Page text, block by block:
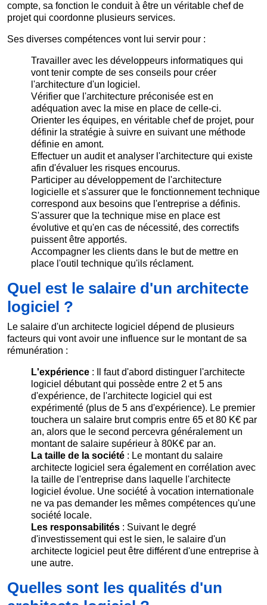
compte, sa fonction le conduit à être un véritable chef de
projet qui coordonne plusieurs services.
Ses diverses compétences vont lui servir pour :
Travailler avec les développeurs informatiques qui
vont tenir compte de ses conseils pour créer
l'architecture d'un logiciel.
Vérifier que l'architecture préconisée est en
adéquation avec la mise en place de celle-ci.
Orienter les équipes, en véritable chef de projet, pour
définir la stratégie à suivre en suivant une méthode
définie en amont.
Effectuer un audit et analyser l'architecture qui existe
afin d'évaluer les risques encourus.
Participer au développement de l'architecture
logicielle et s'assurer que le fonctionnement technique
correspond aux besoins que l'entreprise a définis.
S'assurer que la technique mise en place est
évolutive et qu'en cas de nécessité, des correctifs
puissent être apportés.
Accompagner les clients dans le but de mettre en
place l'outil technique qu'ils réclament.
Quel est le salaire d'un architecte
logiciel ?
Le salaire d'un architecte logiciel dépend de plusieurs
facteurs qui vont avoir une influence sur le montant de sa
rémunération :
L'expérience : Il faut d'abord distinguer l'architecte
logiciel débutant qui possède entre 2 et 5 ans
d'expérience, de l'architecte logiciel qui est
expérimenté (plus de 5 ans d'expérience). Le premier
touchera un salaire brut compris entre 65 et 80 K€ par
an, alors que le second percevra généralement un
montant de salaire supérieur à 80K€ par an.
La taille de la société : Le montant du salaire
architecte logiciel sera également en corrélation avec
la taille de l'entreprise dans laquelle l'architecte
logiciel évolue. Une société à vocation internationale
ne va pas demander les mêmes compétences qu'une
société locale.
Les responsabilités : Suivant le degré
d'investissement qui est le sien, le salaire d'un
architecte logiciel peut être différent d'une entreprise à
une autre.
Quelles sont les qualités d'un